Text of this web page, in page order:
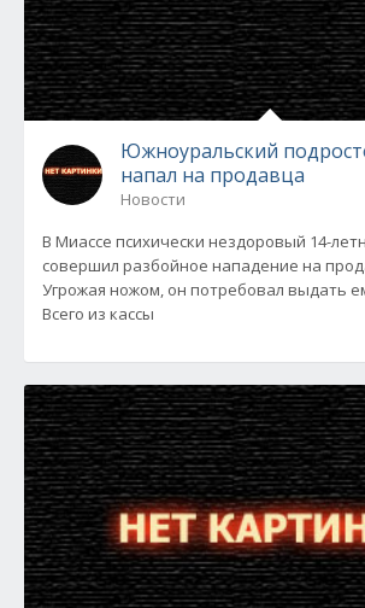
Южноуральский
напал на продавца
Новости
В Миассе психически нездоровый 14-
совершил разбойное нападение на
Угрожая ножом, он потребовал выдать
Всего из кассы